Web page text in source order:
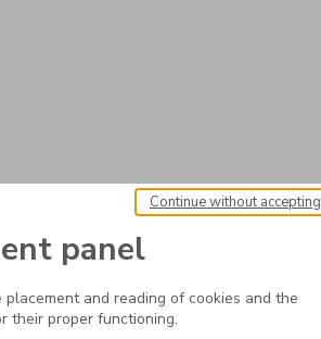
panel
and reading of cookies and the
their proper functioning.
Continue without accepting